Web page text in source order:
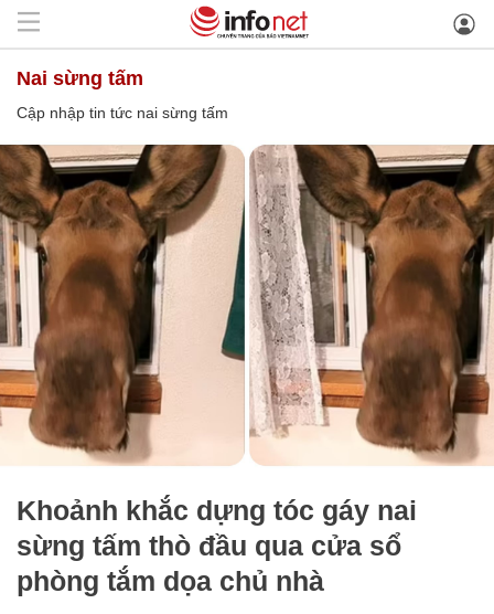
nai sừng tấm
Cập nhập tin tức nai sừng tấm
Khoảnh khắc dựng tóc gáy nai
sừng tấm thò đầu qua cửa sổ
phòng tắm dọa chủ nhà